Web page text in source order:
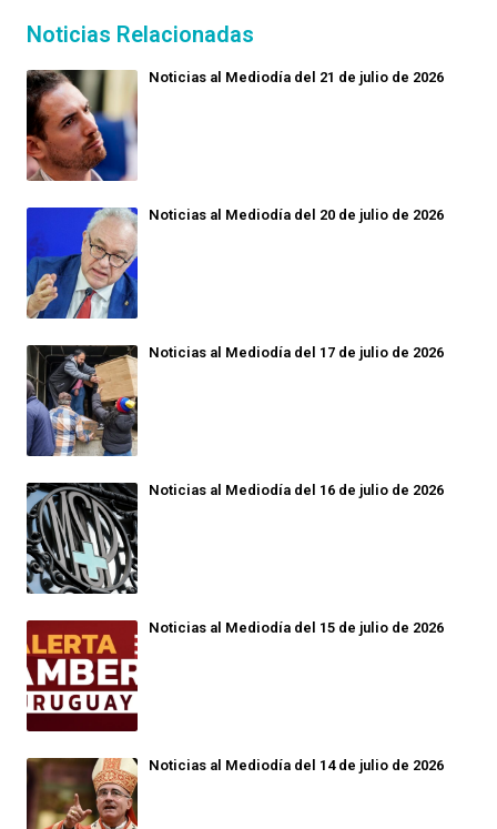
Noticias Relacionadas
Noticias al Mediodía del 21 de julio de 2026
Noticias al Mediodía del 20 de julio de 2026
Noticias al Mediodía del 17 de julio de 2026
Noticias al Mediodía del 16 de julio de 2026
Noticias al Mediodía del 15 de julio de 2026
Noticias al Mediodía del 14 de julio de 2026